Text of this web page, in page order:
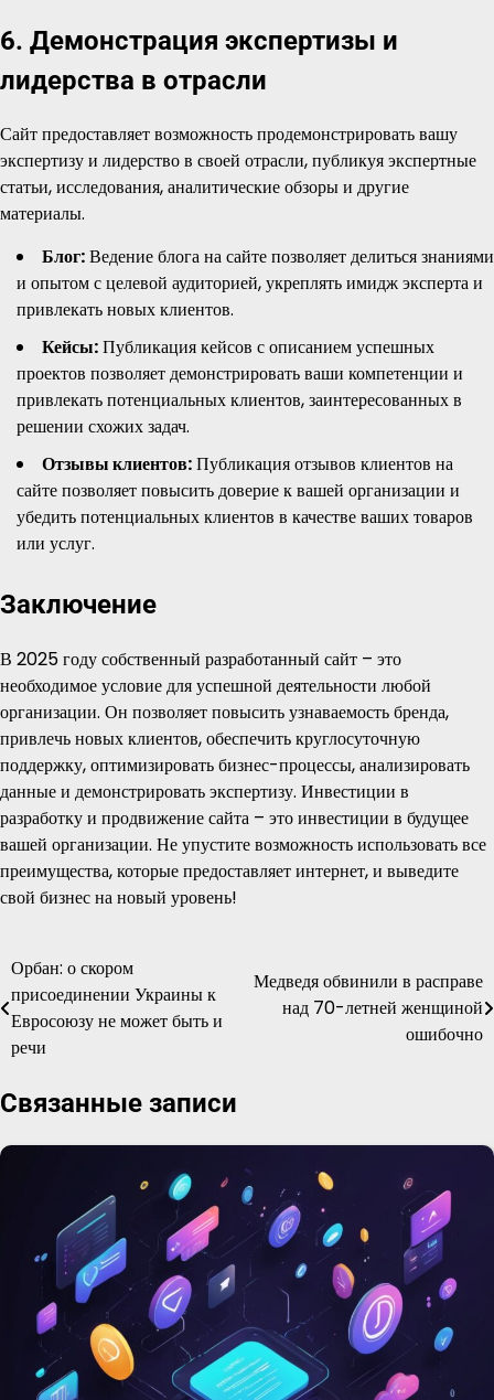
6. Демонстрация экспертизы и
лидерства в отрасли
Сайт предоставляет возможность продемонстрировать вашу
экспертизу и лидерство в своей отрасли, публикуя экспертные
статьи, исследования, аналитические обзоры и другие
материалы.
Блог:Ведение блога на сайте позволяет делиться знаниями
и опытом с целевой аудиторией, укреплять имидж эксперта и
привлекать новых клиентов.
Кейсы:Публикация кейсов с описанием успешных
проектов позволяет демонстрировать ваши компетенции и
привлекать потенциальных клиентов, заинтересованных в
решении схожих задач.
Отзывы клиентов:Публикация отзывов клиентов на
сайте позволяет повысить доверие к вашей организации и
убедить потенциальных клиентов в качестве ваших товаров
или услуг.
Заключение
В 2025 году собственный разработанный сайт – это
необходимое условие для успешной деятельности любой
организации. Он позволяет повысить узнаваемость бренда,
привлечь новых клиентов, обеспечить круглосуточную
поддержку, оптимизировать бизнес-процессы, анализировать
данные и демонстрировать экспертизу. Инвестиции в
разработку и продвижение сайта – это инвестиции в будущее
вашей организации. Не упустите возможность использовать все
преимущества, которые предоставляет интернет, и выведите
свой бизнес на новый уровень!
Навигация
по
записям
Орбан: о скором
присоединении Украины к
Евросоюзу не может быть и
речи
Медведя обвинили в расправе
над 70-летней женщиной
ошибочно
Связанные записи